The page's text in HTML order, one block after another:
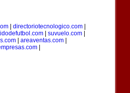
| directoriotecnologico.com|
suvuelo.com
areaventas.com